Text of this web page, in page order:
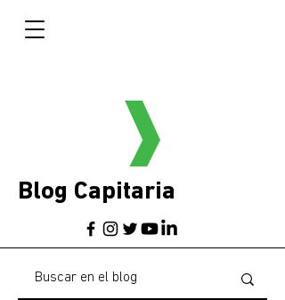
Blog Capitaria